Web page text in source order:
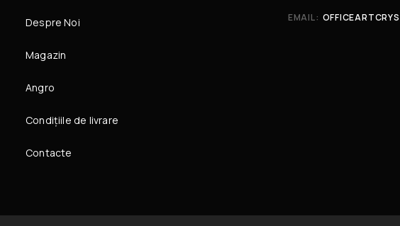
Despre Noi
Magazin
Angro
Condițiile de livrare
Contacte
EMAIL: